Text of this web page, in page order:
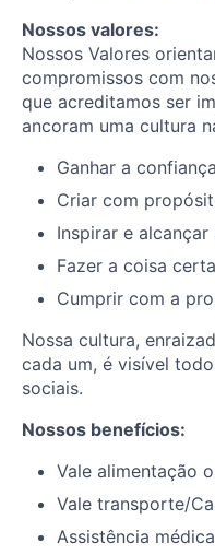
Nossos valores:
Nossos Valores
compromissos com
que acreditamos ser
ancoram uma cultura
Ganhar a
Criar com
Inspirar e alcançar
Fazer a coisa
Cumprir com a
Nossa cultura,
cada um, é visível
sociais.
Nossos benefícios:
Vale alimentação
Vale transporte/
Assistência